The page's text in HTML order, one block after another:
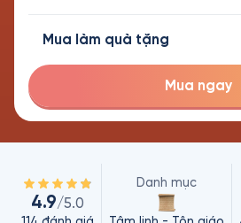
Mua làm quà tặng
Mua ngay
4.9/5.0
Danh mục